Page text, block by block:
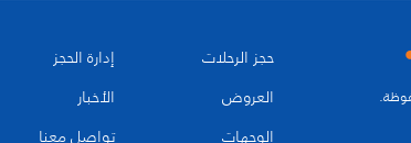
حجز الرحلات
العروض
الوجهات
إدارة الحجز
الأخبار
تواصل معنا